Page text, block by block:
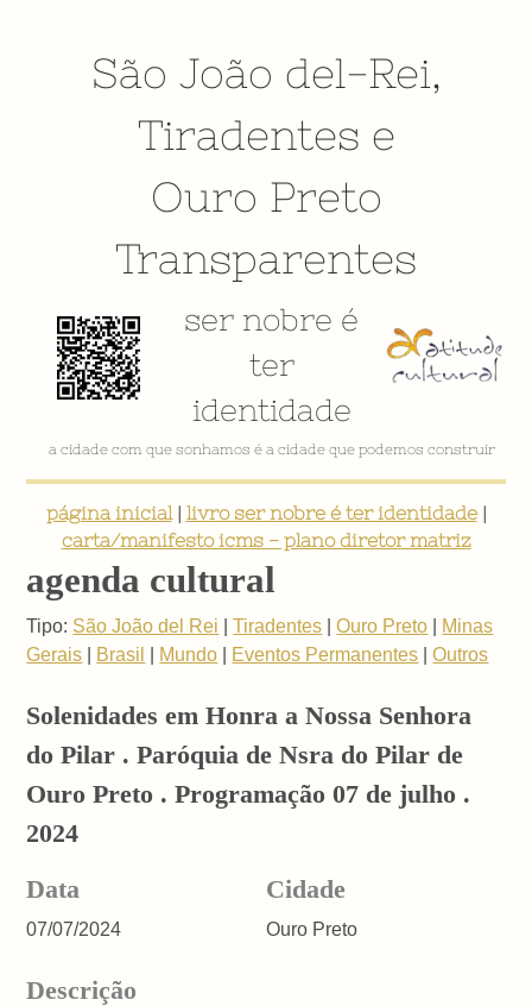
São João del-Rei,
Tiradentes e
Ouro Preto
Transparentes
ser nobre é
ter
identidade
a cidade com que sonhamos é a cidade que podemos construir
página inicial| livro ser nobre é ter identidade|
carta/manifesto icms - plano diretor matriz
agenda cultural
Tipo: São João del Rei |Tiradentes |Ouro Preto
Minas
Gerais
Brasil Mundo Eventos Permanentes |Outros
Solenidades em Honra a Nossa Senhora
do Pilar . Paróquia de Nsra do Pilar de
Ouro Preto . Programação 07 de julho .
2024
Data
07/07/2024
Cidade
Ouro Preto
Descrição